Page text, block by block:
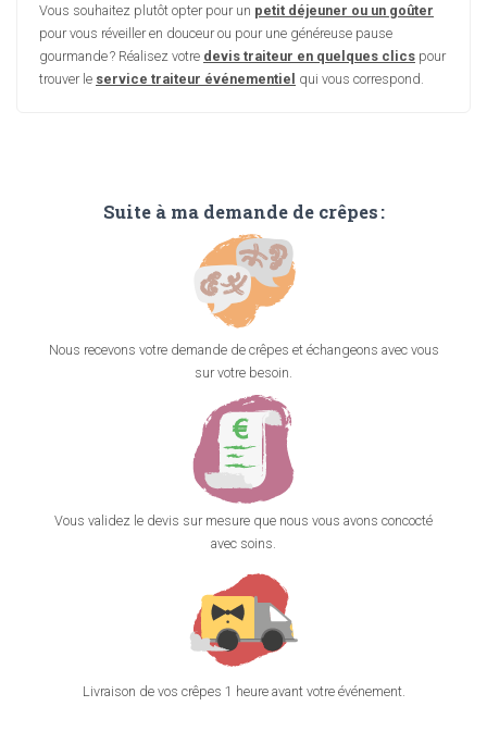
Vous souhaitez plutôt opter pour un petit déjeuner ou un goûter
pour vous réveiller en douceur ou pour une généreuse pause
gourmande ? Réalisez votre devis traiteur en quelques clics pour
trouver le service traiteur événementiel qui vous correspond.
Suite à ma demande de crêpes :
Nous recevons votre demande de crêpes et échangeons avec vous
sur votre besoin.
Vous validez le devis sur mesure que nous vous avons concocté
avec soins.
Livraison de vos crêpes 1 heure avant votre événement.